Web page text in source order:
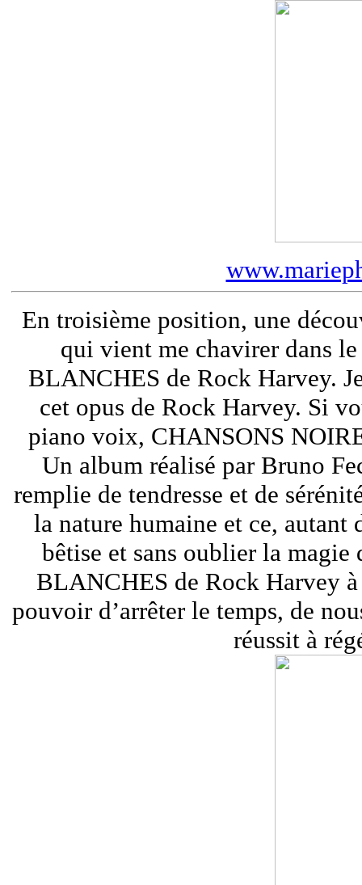
En troisième position, une
qui vient me chavirer dans
BLANCHES de Rock Harvey.
cet opus de Rock Harvey. Si
piano voix, CHANSONS
Un album réalisé par Bruno
remplie de tendresse et de
la nature humaine et ce, autant
bêtise et sans oublier la
BLANCHES de Rock Harvey
pouvoir d’arrêter le temps, de
réussit à